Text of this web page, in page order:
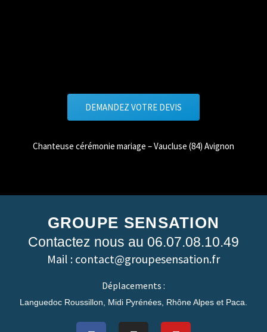
DEMANDEZ VOTRE DEVIS
Chanteuse cérémonie mariage – Vaucluse (84) Avignon
GROUPE SENSATION
Contactez nous au 06.07.08.10.49
Mail : contact@groupesensation.fr
Déplacements :
Languedoc Roussillon, Midi Pyrénées, Rhône Alpes et Paca.